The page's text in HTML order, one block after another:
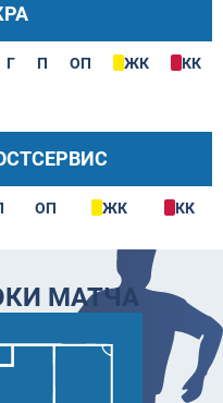
Г П ОП ЖК КК
ОП ЖК КК
МАТЧА